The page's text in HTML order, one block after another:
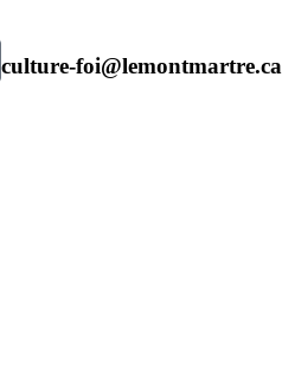
culture-foi@lemontmartre.ca